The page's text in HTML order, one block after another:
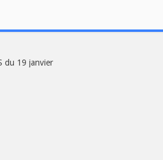
du 19 janvier